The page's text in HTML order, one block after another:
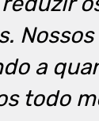
a
todo